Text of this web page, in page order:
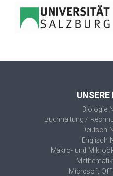
UNSERE
Biologie
Buchhaltung /
Deutsch
Englisch
Makro- und
Microsoft